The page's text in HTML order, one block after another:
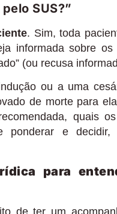
SUS?”
. Sim, toda
informada sobre
(ou recusa
ou a uma
de morte para
quais
ponderar e
para
de ter um